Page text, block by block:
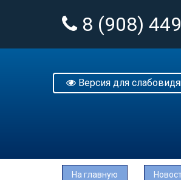
8 (908)
Версия для
На главную